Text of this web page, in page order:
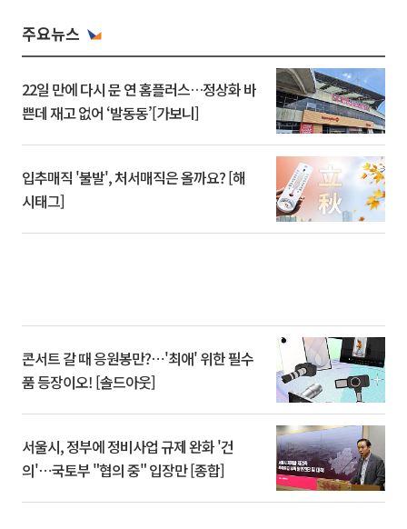
주요뉴스
22일 만에 다시 문 연 홈플러스…정상화 바
쁜데 재고 없어 ‘발동동’[가보니]
입추매직 '불발', 처서매직은 올까요? [해
시태그]
콘서트 갈 때 응원봉만?⋯'최애' 위한 필수
품 등장이오! [솔드아웃]
서울시, 정부에 정비사업 규제 완화 '건
의'⋯국토부 "협의 중" 입장만 [종합]